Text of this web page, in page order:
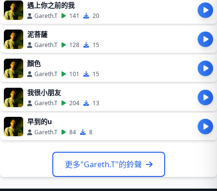
遇上你之前的我
Gareth.T 141 20
泥菩薩
Gareth.T 128 15
顏色
Gareth.T 101 15
⁠我很小朋友
Gareth.T 204 13
早到的u
Gareth.T 84 8
更多"Gareth.T"的鈴聲